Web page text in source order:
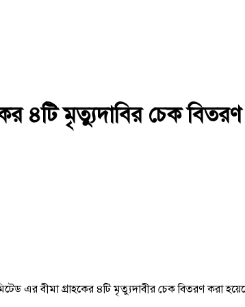
৪টি মৃত্যুদাবির চেক বিতরণ
এর বীমা গ্রাহকের ৪টি মৃত্যুদাবীর চেক বিতরণ করা